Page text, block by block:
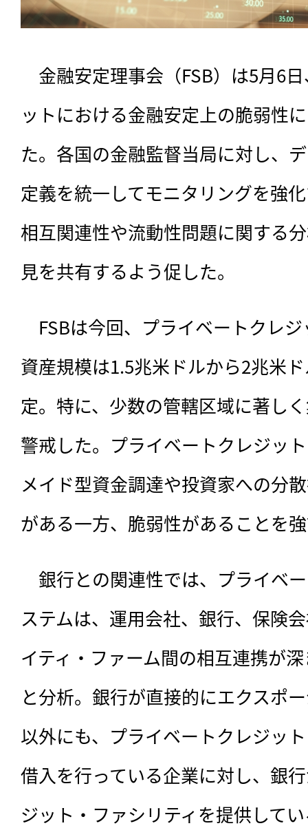
金融安定理事会（FSB）は5月6
ットにおける金融安定上の脆弱性
た。各国の金融監督当局に対し、
定義を統一してモニタリングを強
相互関連性や流動性問題に関する
見を共有するよう促した。
FSBは今回、プライベートクレ
資産規模は1.5兆米ドルから2兆米
定。特に、少数の管轄区域に著し
警戒した。プライベートクレジッ
メイド型資金調達や投資家への分
がある一方、脆弱性があることを
銀行との関連性では、プライベ
ステムは、運用会社、銀行、保険
イティ・ファーム間の相互連携が
と分析。銀行が直接的にエクスポ
以外にも、プライベートクレジッ
借入を行っている企業に対し、銀
ジット・ファシリティを提供して